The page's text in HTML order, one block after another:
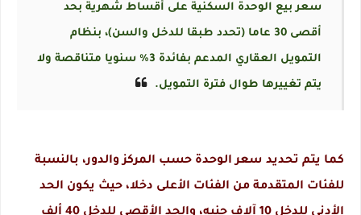
سعر بيع الوحدة السكنية على أقساط شهرية بحد
أقصى 30 عاما (تحدد طبقا للدخل والسن)، بنظام
التمويل العقاري المدعم بفائدة 3% سنويا متناقصة ولا
يتم تغييرها طوال فترة التمويل.
كما يتم تحديد سعر الوحدة حسب المركز والدور، بالنسبة
للفئات المتقدمة من الفئات الأعلى دخلا، حيث يكون الحد
الأدنى للدخل 10 آلاف جنيه، والحد الأقصى للدخل 40 ألف